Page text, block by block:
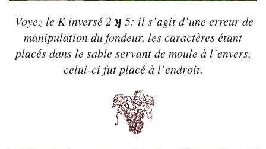
Voyez le K inversé 2 ʞ5: il s’agit d’une erreur de
manipulation du fondeur, les caractères étant
placés dans le sable servant de moule à l’envers,
celui-ci fut placé à l’endroit.